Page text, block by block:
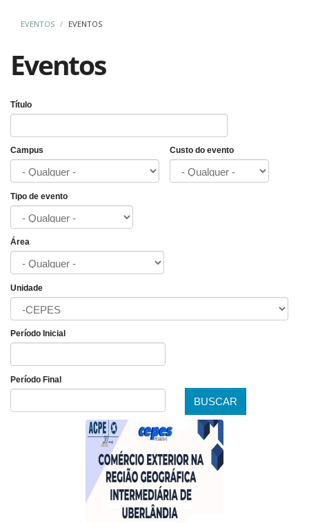
EVENTOS EVENTOS
Eventos
Título
Campus Custo do evento
Tipo de evento
Área
Unidade
Período Inicial
Período Final
BUSCAR